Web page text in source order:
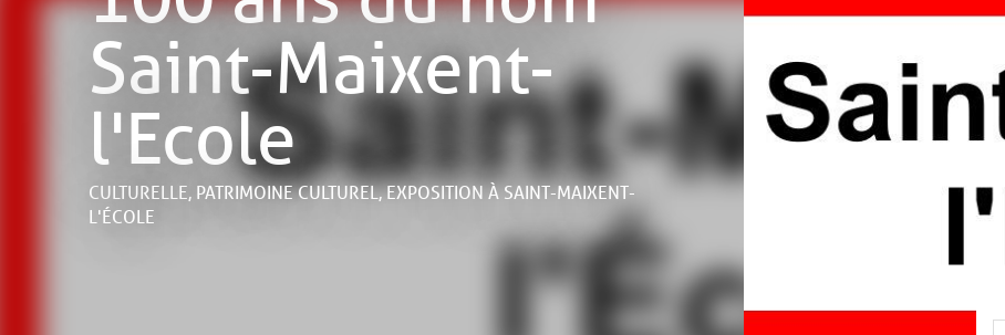
Saint-Maixent-
l'Ecole
CULTURELLE, PATRIMOINE CULTUREL,EXPOSITIONÀ SAINT-MAIXENT-
L'ÉCOLE